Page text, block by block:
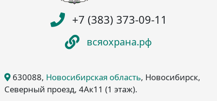
+7 (383) 373-09-11
всяохрана.рф
630088, Новосибирская область, Новосибирск,
Северный проезд, 4Ак11 (1 этаж).